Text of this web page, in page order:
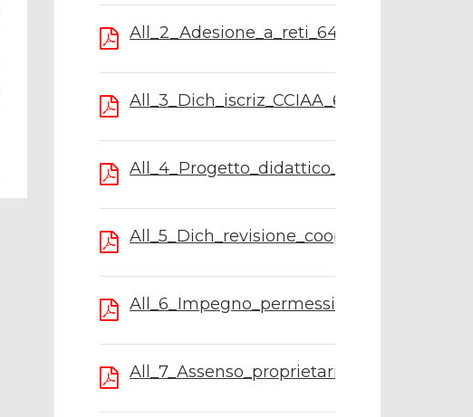
All_2_Adesione_a_reti_641_NS_2.pdf
All_3_Dich_iscriz_CCIAA_641NS_2.pdf
All_4_Progetto_didattico_641_NS_2.pdf
All_5_Dich_revisione_coop_641_NS_2.pdf
All_6_Impegno_permessi_641_NS_2.pdf
All_7_Assenso_proprietario_641_NS_2.pdf